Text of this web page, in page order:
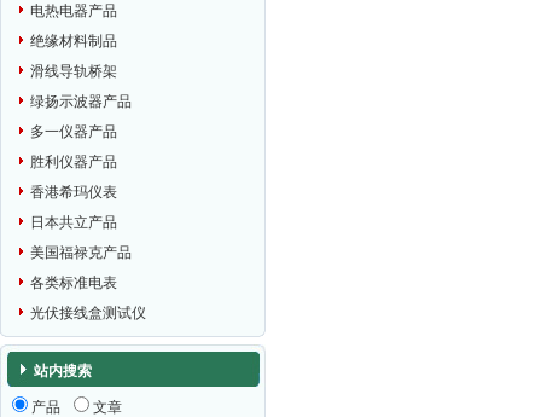
电热电器产品
绝缘材料制品
滑线导轨桥架
绿扬示波器产品
多一仪器产品
胜利仪器产品
香港希玛仪表
日本共立产品
美国福禄克产品
各类标准电表
光伏接线盒测试仪
站内搜索
产品 文章